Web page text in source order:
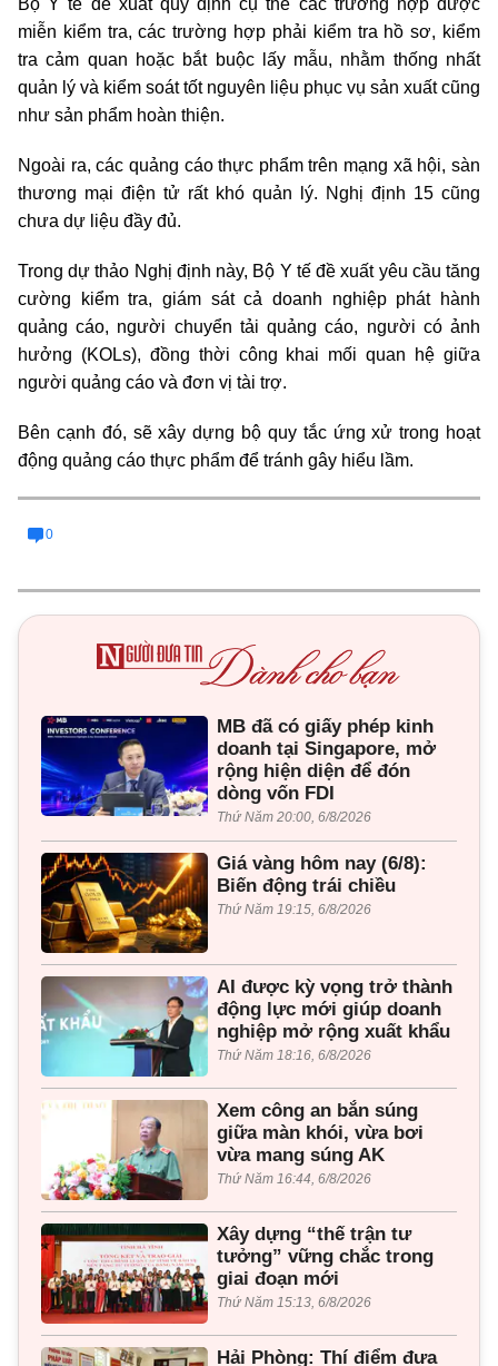
miễn kiểm tra, các trường hợp phải kiểm tra hồ sơ, kiểm
tra cảm quan hoặc bắt buộc lấy mẫu, nhằm thống nhất
quản lý và kiểm soát tốt nguyên liệu phục vụ sản xuất cũng
như sản phẩm hoàn thiện.
Ngoài ra, các quảng cáo thực phẩm trên mạng xã hội, sàn
thương mại điện tử rất khó quản lý. Nghị định 15 cũng
chưa dự liệu đầy đủ.
Trong dự thảo Nghị định này, Bộ Y tế đề xuất yêu cầu tăng
cường kiểm tra, giám sát cả doanh nghiệp phát hành
quảng cáo, người chuyển tải quảng cáo, người có ảnh
hưởng (KOLs), đồng thời công khai mối quan hệ giữa
người quảng cáo và đơn vị tài trợ.
Bên cạnh đó, sẽ xây dựng bộ quy tắc ứng xử trong hoạt
động quảng cáo thực phẩm để tránh gây hiểu lầm.
0
MB đã có giấy phép kinh
doanh tại Singapore, mở
rộng hiện diện để đón
dòng vốn FDI
Thứ Năm 20:00, 6/8/2026
Giá vàng hôm nay (6/8):
Biến động trái chiều
Thứ Năm 19:15, 6/8/2026
AI được kỳ vọng trở thành
động lực mới giúp doanh
nghiệp mở rộng xuất khẩu
Thứ Năm 18:16, 6/8/2026
Xem công an bắn súng
giữa màn khói, vừa bơi
vừa mang súng AK
Thứ Năm 16:44, 6/8/2026
Xây dựng “thế trận tư
tưởng” vững chắc trong
giai đoạn mới
Thứ Năm 15:13, 6/8/2026
Hải Phòng: Thí điểm đưa